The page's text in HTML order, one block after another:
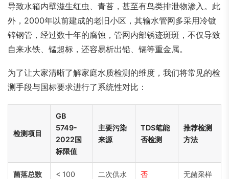
导致水箱内壁滋生红虫、青苔，甚至有鸟类排泄物渗入。此
外，2000年以前建成的老旧小区，其输水管网多采用冷镀
锌钢管，经过数十年的腐蚀，管网内部锈迹斑斑，不仅导致
自来水铁、锰超标，还容易析出铅、镉等重金属。
为了让大家清晰了解家庭水质检测的维度，我们将常见的检
测手段与国标要求进行了系统性对比：
检测项目
GB
5749-
2022国
标限值
主要污染
来源
TDS笔能
否检测
推荐检测
方法
菌落总数
< 100
二次供水
否
无菌采样